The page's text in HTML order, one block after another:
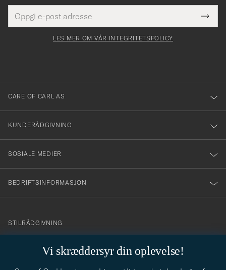
Vi skræddersyr din oplevelse!
postadresse
felt
Tack
för
dig
till
vårt
nyhetsbrev!
LES MER OM VÅR INTEGRITETSPOLICY
CARE OF CARL AS
KUNDERÅDGIVNING
SOSIALE MEDIER
BEDRIFTSINFORMASJON
info@careofcarl.no
STILRÅDGIVNING